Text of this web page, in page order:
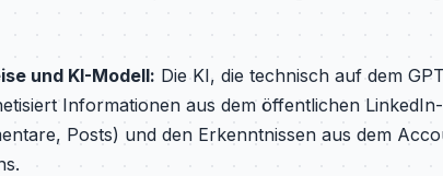
und KI-Modell: Die KI, die technisch auf dem
Informationen aus dem öffentlichen
Posts) und den Erkenntnissen aus dem